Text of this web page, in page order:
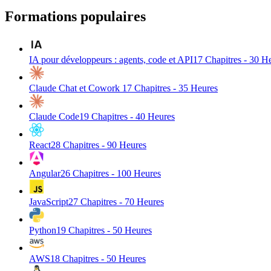
Formations populaires
IA pour développeurs : agents, code et API17 Chapitres - 30
Claude Chat et Cowork 17 Chapitres - 35 Heures
Claude Code19 Chapitres - 40 Heures
React28 Chapitres - 90 Heures
Angular26 Chapitres - 100 Heures
JavaScript27 Chapitres - 70 Heures
Python19 Chapitres - 50 Heures
AWS18 Chapitres - 50 Heures